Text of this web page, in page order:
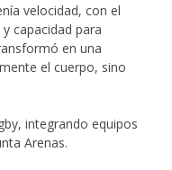
velocidad, con el
capacidad para
en una
el cuerpo, sino
integrando equipos
Arenas.